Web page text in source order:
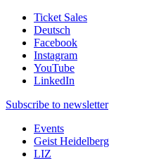
Ticket Sales
Deutsch
Facebook
Instagram
YouTube
LinkedIn
Subscribe to newsletter
Events
Geist Heidelberg
LIZ